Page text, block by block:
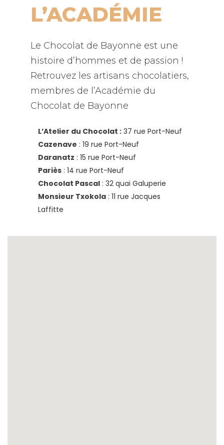
L’ACADÉMIE
Le Chocolat de Bayonne est une
histoire d’hommes et de passion !
Retrouvez les artisans chocolatiers,
membres de l’Académie du
Chocolat de Bayonne
L’Atelier du Chocolat : 37 rue Port-Neuf
Cazenave : 19 rue Port-Neuf
Daranatz : 15 rue Port-Neuf
Pariès: 14 rue Port-Neuf
Chocolat Pascal: 32 quai Galuperie
Monsieur Txokola: 11 rue Jacques
Laffitte